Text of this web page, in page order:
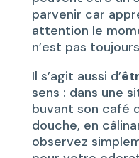
parvenir car
attention le
n’est pas
Il s’agit aussi d’
sens : dans une
buvant son café
douche, en
observez